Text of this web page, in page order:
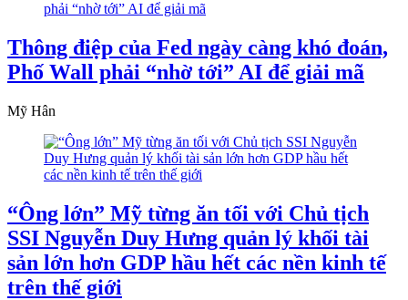
Thông điệp của Fed ngày càng khó đoán,
Phố Wall phải “nhờ tới” AI để giải mã
Mỹ Hân
“Ông lớn” Mỹ từng ăn tối với Chủ tịch
SSI Nguyễn Duy Hưng quản lý khối tài
sản lớn hơn GDP hầu hết các nền kinh tế
trên thế giới